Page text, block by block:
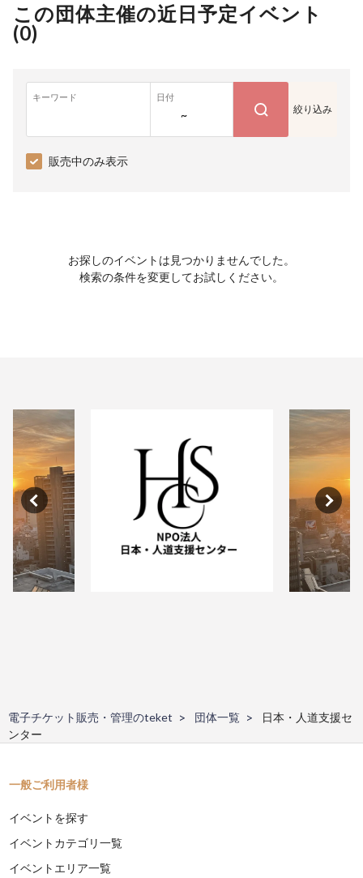
この団体主催の近日予定イベント
(0)
キーワード 日付
~ 絞り込み
販売中のみ表示
お探しのイベントは見つかりませんでした。
検索の条件を変更してお試しください。
電子チケット販売・管理のteket 団体一覧
日本・人道支援セ
ンター
一般ご利用者様
イベントを探す
イベントカテゴリ一覧
イベントエリア一覧